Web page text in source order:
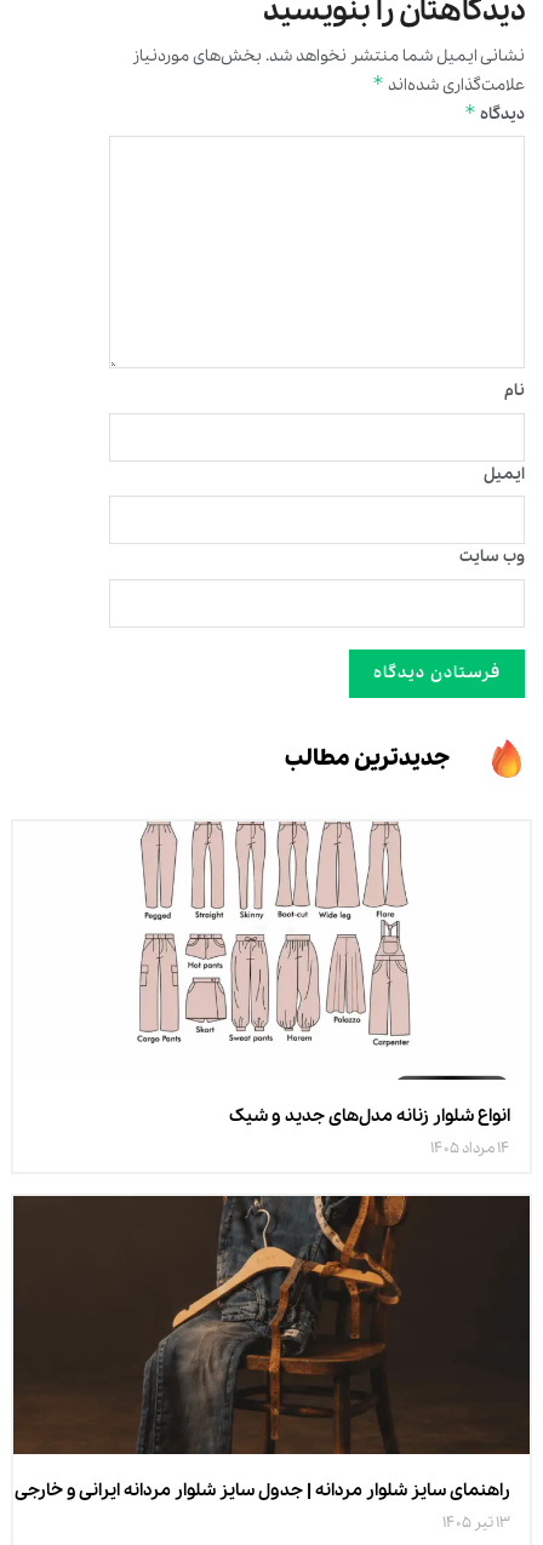
دیدگاهتان را بنویسید
نشانی ایمیل شما منتشر نخواهد شد. بخش‌های موردنیاز
علامت‌گذاری شده‌اند *
دیدگاه *
نام
ایمیل
وب‌ سایت
جدیدترین مطالب
انواع شلوار زنانه مدل‌های جدید و شیک
14 مرداد 1405
راهنمای سایز شلوار مردانه | جدول سایز شلوار مردانه ایرانی و خارجی
13 تیر 1405